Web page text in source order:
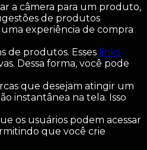
a câmera para um produto,
de produtos
experiência de compra
de produtos. Esses links
Dessa forma, você pode
que desejam atingir um
instantânea na tela. Isso
os usuários podem acessar
que você crie